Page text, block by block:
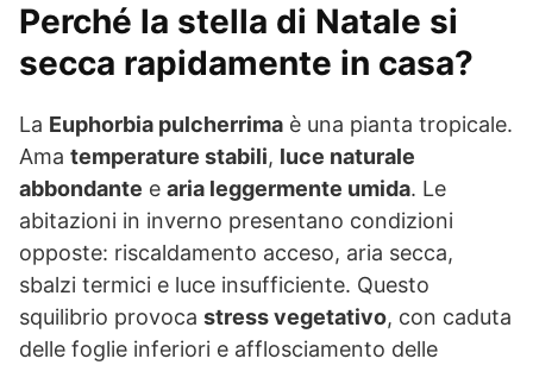
Perché la stella di Natale si
secca rapidamente in casa?
La Euphorbia pulcherrima è una pianta tropicale.
Ama temperature stabili, luce naturale
abbondante e aria leggermente umida. Le
abitazioni in inverno presentano condizioni
opposte: riscaldamento acceso, aria secca,
sbalzi termici e luce insufficiente. Questo
squilibrio provoca stress vegetativo, con caduta
delle foglie inferiori e afflosciamento delle